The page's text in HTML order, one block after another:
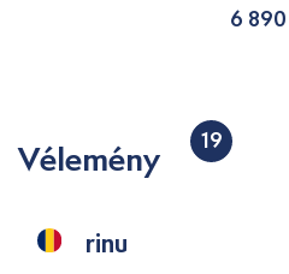
6
Vélemény 19
rinu